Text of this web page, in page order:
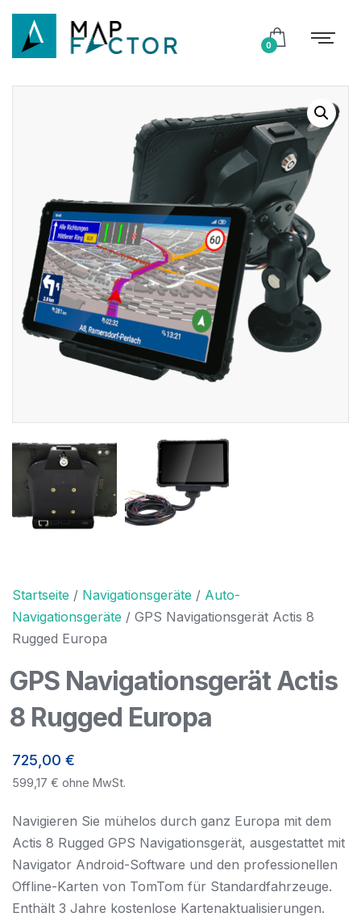
0
Shop
Startseite / Navigationsgeräte / Auto-
Navigationsgeräte / GPS Navigationsgerät Actis 8
Rugged Europa
GPS Navigationsgerät Actis
8 Rugged Europa
725,00 €
599,17 € ohne MwSt.
Navigieren Sie mühelos durch ganz Europa mit dem
Actis 8 Rugged GPS Navigationsgerät, ausgestattet mit
Navigator Android-Software und den professionellen
Offline-Karten von TomTom für Standardfahrzeuge.
Enthält 3 Jahre kostenlose Kartenaktualisierungen.